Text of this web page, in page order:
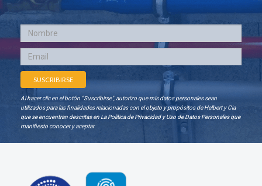
Al hacer clic en el botón “Suscribirse", autorizo que mis datos personales sean
utilizados para las finalidades relacionadas con el objeto y propósitos de Helbert y Cia
que se encuentran descritas en La Política de Privacidad y Uso de Datos Personales que
manifiesto conocer y aceptar